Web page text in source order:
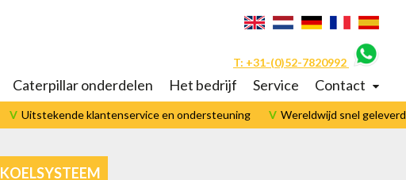
T: +31-(0)52-7820992
Caterpillar onderdelen Het bedrijf Service Contact
Uitstekende klantenservice en ondersteuning Wereldwijd snel geleverd
KOELSYSTEEM